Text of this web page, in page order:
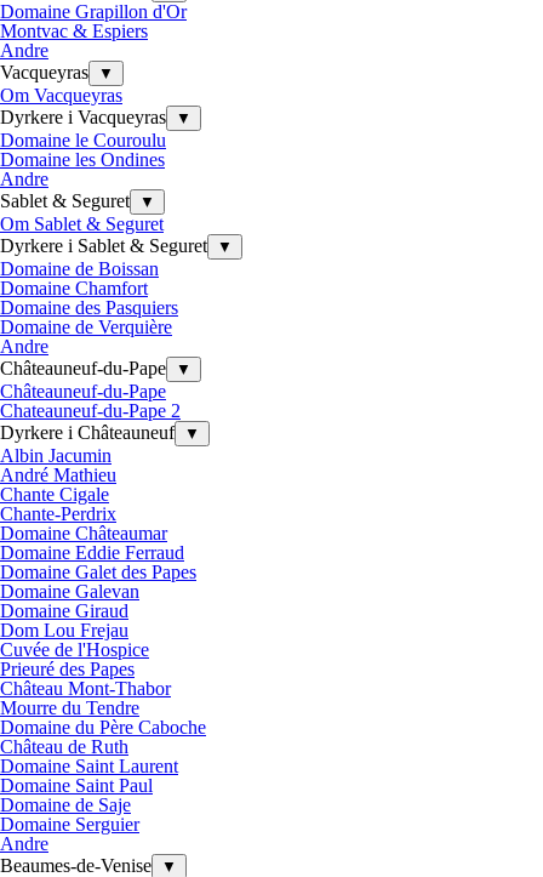
Domaine Grapillon d'Or
Montvac & Espiers
Andre
Vacqueyras
▼
Om Vacqueyras
Dyrkere i Vacqueyras
▼
Domaine le Couroulu
Domaine les Ondines
Andre
Sablet & Seguret
▼
Om Sablet & Seguret
Dyrkere i Sablet & Seguret
▼
Domaine de Boissan
Domaine Chamfort
Domaine des Pasquiers
Domaine de Verquière
Andre
Châteauneuf-du-Pape
▼
Châteauneuf-du-Pape
Chateauneuf-du-Pape 2
Dyrkere i Châteauneuf
▼
Albin Jacumin
André Mathieu
Chante Cigale
Chante-Perdrix
Domaine Châteaumar
Domaine Eddie Ferraud
Domaine Galet des Papes
Domaine Galevan
Domaine Giraud
Dom Lou Frejau
Cuvée de l'Hospice
Prieuré des Papes
Château Mont-Thabor
Mourre du Tendre
Domaine du Père Caboche
Château de Ruth
Domaine Saint Laurent
Domaine Saint Paul
Domaine de Saje
Domaine Serguier
Andre
Beaumes-de-Venise
▼